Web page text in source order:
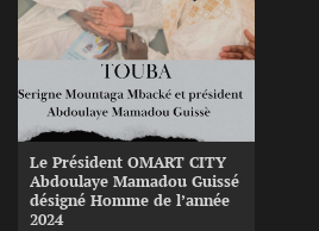
Le Président OMART CITY
Abdoulaye Mamadou Guissé
désigné Homme de l’année
2024